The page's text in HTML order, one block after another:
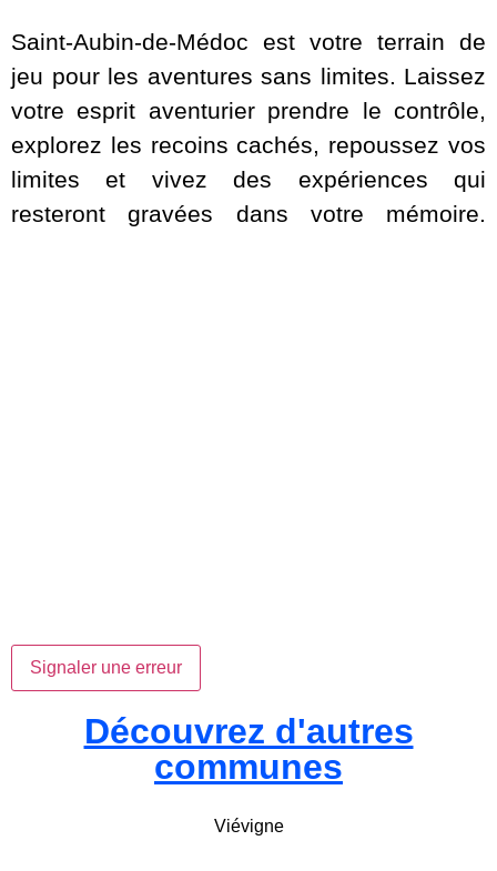
Saint-Aubin-de-Médoc est votre terrain de
jeu pour les aventures sans limites. Laissez
votre esprit aventurier prendre le contrôle,
explorez les recoins cachés, repoussez vos
limites et vivez des expériences qui
resteront gravées dans votre mémoire.
Signaler une erreur
Découvrez d'autres
communes
Viévigne